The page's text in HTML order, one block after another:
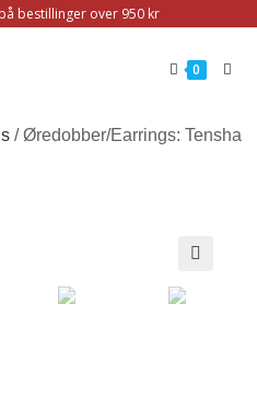
bestillinger over 950 kr
0
/ Øredobber/Earrings: Tensha